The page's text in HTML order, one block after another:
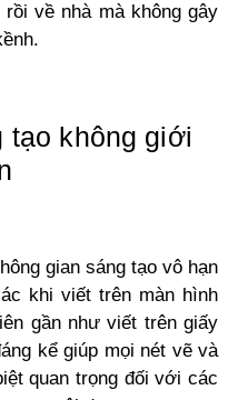
về nhà mà không gây
tạo không giới
gian sáng tạo vô hạn
khi viết trên màn hình
gần như viết trên giấy
kể giúp mọi nét vẽ và
quan trọng đối với các